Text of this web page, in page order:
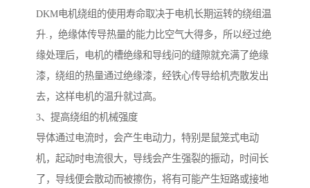
DKM电机绕组的使用寿命取决于电机长期运转的绕组温
升.，绝缘体传导热量的能力比空气大得多，所以经过绝
缘处理后，电机的槽绝缘和导线问的缝隙就充满了绝缘
漆，绕组的热量通过绝缘漆，经铁心传导给机壳散发出
去，这样电机的温升就过高。
3、提高绕组的机械强度
导体通过电流时，会产生电动力，特别是鼠笼式电动
机，起动时电流很大，导线会产生强裂的振动，时间长
了，导线便会散动而被擦伤，将有可能产生短路或接地